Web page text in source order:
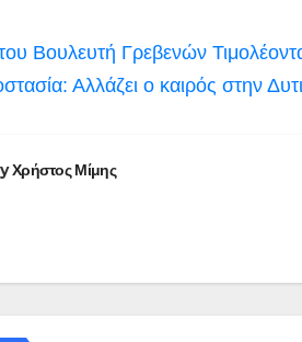
Βουλευτή Γρεβενών
Αλλάζει ο καιρός στην
Χρήστος Μίμης